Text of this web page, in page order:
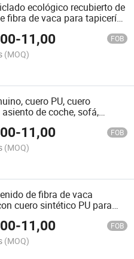
ecológico recubierto de
fibra de vaca para tapicería
de sofá, cuero para
coche
-11,00 FOB
(MOQ)
cuero PU, cuero
de coche, sofá,
balón, zapatos de cuero
-11,00 FOB
(MOQ)
de fibra de vaca
cuero sintético PU para
asientos de coche, sofá,
de golf, zapatos
-11,00 FOB
(MOQ)